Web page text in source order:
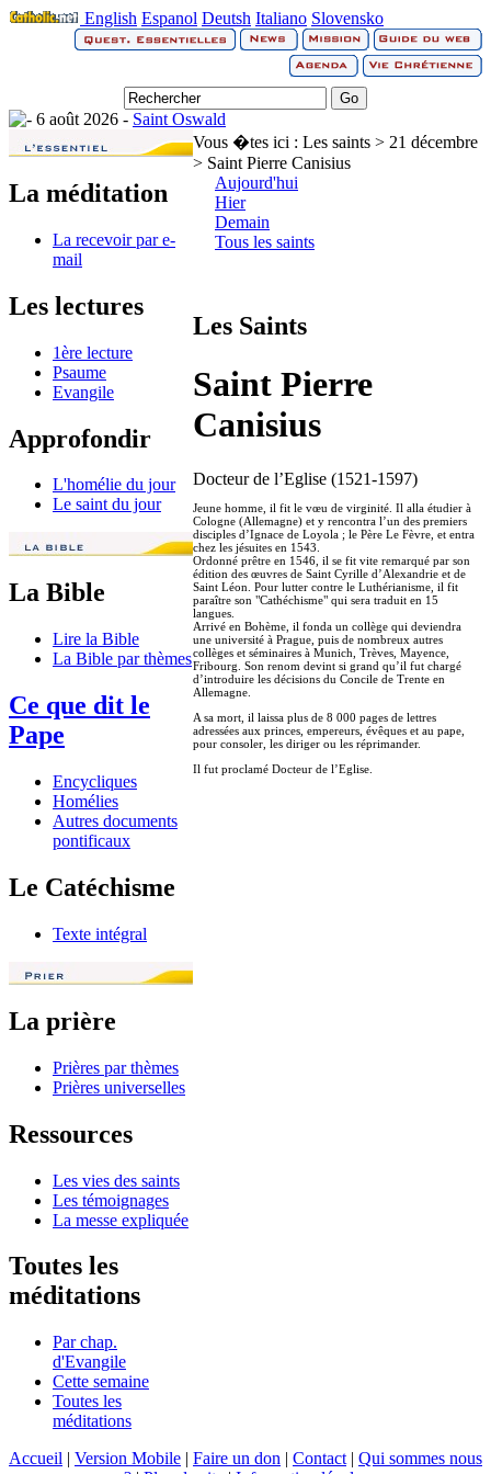
English Espanol Deutsh Italiano Slovensko
6 août 2026 - Saint Oswald
La méditation
La recevoir par e-
mail
Les lectures
1ère lecture
Psaume
Evangile
Approfondir
L'homélie du jour
Le saint du jour
La Bible
Lire la Bible
La Bible par thèmes
Ce que dit le
Pape
Encycliques
Homélies
Autres documents
pontificaux
Le Catéchisme
Texte intégral
La prière
Prières par thèmes
Prières universelles
Ressources
Les vies des saints
Les témoignages
La messe expliquée
Toutes les
méditations
Par chap.
d'Evangile
Cette semaine
Toutes les
méditations
Vous �tes ici : Les saints > 21 décembre
> Saint Pierre Canisius
Aujourd'hui
Hier
Demain
Tous les saints
Les Saints
Saint Pierre
Canisius
Docteur de l’Eglise (1521-1597)
Jeune homme, il fit le vœu de virginité. Il alla étudier à
Cologne (Allemagne) et y rencontra l’un des premiers
disciples d’Ignace de Loyola ; le Père Le Fèvre, et entra
chez les jésuites en 1543.
Ordonné prêtre en 1546, il se fit vite remarqué par son
édition des œuvres de Saint Cyrille d’Alexandrie et de
Saint Léon. Pour lutter contre le Luthérianisme, il fit
paraître son "Cathéchisme" qui sera traduit en 15
langues.
Arrivé en Bohème, il fonda un collège qui deviendra
une université à Prague, puis de nombreux autres
collèges et séminaires à Munich, Trèves, Mayence,
Fribourg. Son renom devint si grand qu’il fut chargé
d’introduire les décisions du Concile de Trente en
Allemagne.
A sa mort, il laissa plus de 8 000 pages de lettres
adressées aux princes, empereurs, évêques et au pape,
pour consoler, les diriger ou les réprimander.
Il fut proclamé Docteur de l’Eglise.
Accueil | Version Mobile | Faire un don | Contact | Qui sommes nous